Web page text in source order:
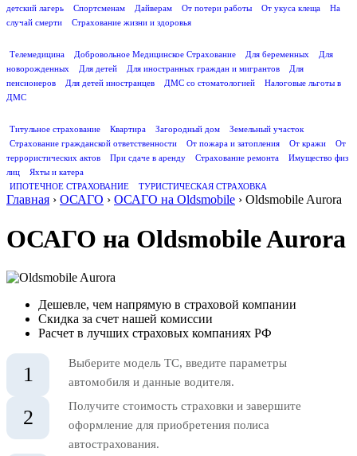
детский лагерь
Спортсменам Дайверам От потери работы От укуса клеща
На
случай смерти
Страхование жизни и здоровья
Телемедицина
Добровольное Медицинское Страхование Для беременных
Для
новорожденных
Для детей Для иностранных граждан и мигрантов
Для
пенсионеров
Для детей иностранцев ДМС со стоматологией
Налоговые льготы в
ДМС
Титульное страхование
Квартира Загородный дом
Земельный участок
Страхование гражданской ответственности
От пожара и затопления От кражи
От
террористических актов
При сдаче в аренду Страхование ремонта
Имущество физ
лиц
Яхты и катера
ИПОТЕЧНОЕ СТРАХОВАНИЕ
ТУРИСТИЧЕСКАЯ СТРАХОВКА
Главная › ОСАГО › ОСАГО на Oldsmobile › Oldsmobile Aurora
ОСАГО на Oldsmobile Aurora
Дешевле, чем напрямую в страховой компании
Скидка за счет нашей комиссии
Расчет в лучших страховых компаниях РФ
1
Выберите модель ТС, введите параметры
автомобиля и данные водителя.
2
Получите стоимость страховки и завершите
оформление для приобретения полиса
автострахования.